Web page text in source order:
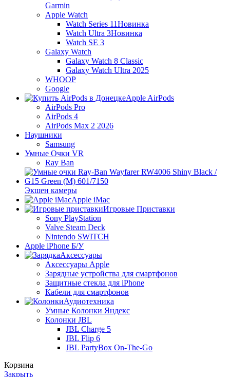
Garmin
Apple Watch
Watch Series 11Новинка
Watch Ultra 3Новинка
Watch SE 3
Galaxy Watch
Galaxy Watch 8 Classic
Galaxy Watch Ultra 2025
WHOOP
Google
Apple AirPods
AirPods Pro
AirPods 4
AirPods Max 2 2026
Наушники
Samsung
Умные Очки VR
Ray Ban
Экшен камеры
Apple iMac
Игровые Приставки
Sony PlayStation
Valve Steam Deck
Nintendo SWITCH
Apple iPhone Б/У
Аксессуары
Аксессуары Apple
Зарядные устройства для смартфонов
Защитные стекла для iPhone
Кабели для смартфонов
Аудиотехника
Умные Колонки Яндекс
Колонки JBL
JBL Charge 5
JBL Flip 6
JBL PartyBox On-The-Go
Корзина
Закрыть